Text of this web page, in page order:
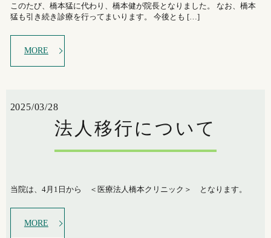
このたび、橋本猛に代わり、橋本健が院長となりました。 なお、橋本
猛も引き続き診療を行ってまいります。 今後とも […]
MORE
2025/03/28
法人移行について
当院は、4月1日から ＜医療法人橋本クリニック＞ となります。
MORE